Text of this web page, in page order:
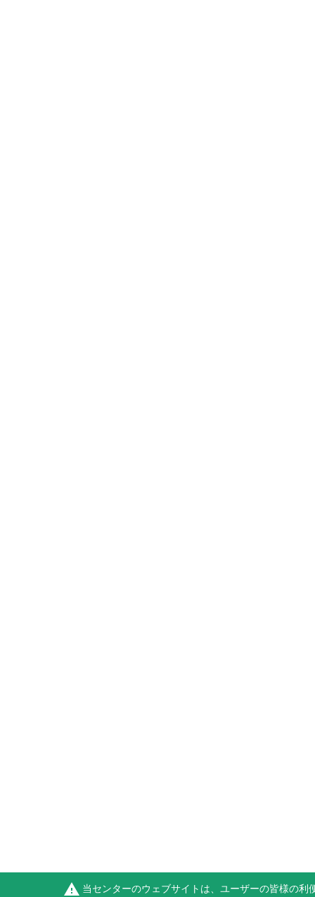
warning 当センターのウェブサイトは、ユーザーの皆様の利